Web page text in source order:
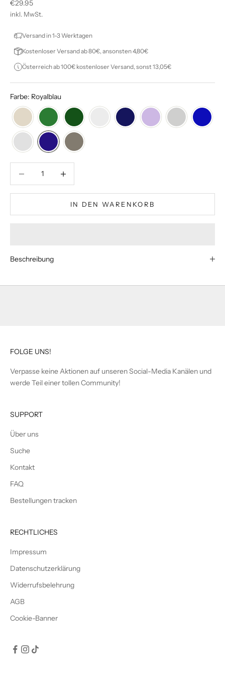
Angebot
€29.95
inkl. MwSt.
Versand in 1-3 Werktagen
Kostenloser Versand ab 80€, ansonsten 4,80€
Österreich ab 100€ kostenloser Versand, sonst 13,05€
Farbe: Royalblau
IN DEN WARENKORB
Beschreibung
FOLGE UNS!
Verpasse keine Aktionen auf unseren Social-Media Kanälen und
werde Teil einer tollen Community!
SUPPORT
Über uns
Suche
Kontakt
FAQ
Bestellungen tracken
RECHTLICHES
Impressum
Datenschutzerklärung
Widerrufsbelehrung
AGB
Cookie-Banner